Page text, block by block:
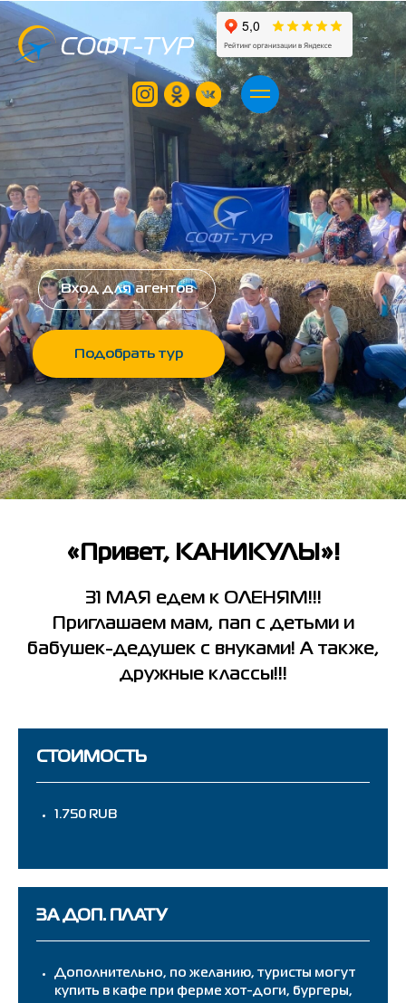
Подобрать тур
Вход для агентов
«Привет, КАНИКУЛЫ»!
31 МАЯ едем к ОЛЕНЯМ!!!
Приглашаем мам, пап с детьми и
бабушек-дедушек с внуками! А также,
дружные классы!!!
СТОИМОСТЬ
1.750 RUB
ЗА ДОП. ПЛАТУ
Дополнительно, по желанию, туристы могут
купить в кафе при ферме хот-доги, бургеры,